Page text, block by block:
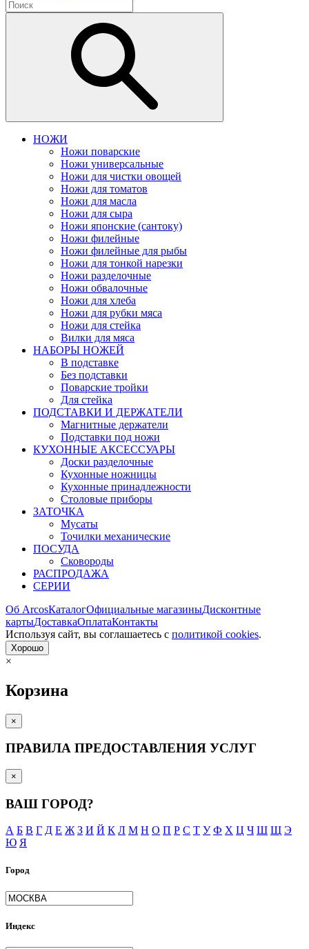
НОЖИ
Ножи поварские
Ножи универсальные
Ножи для чистки овощей
Ножи для томатов
Ножи для масла
Ножи для сыра
Ножи японские (сантоку)
Ножи филейные
Ножи филейные для рыбы
Ножи для тонкой нарезки
Ножи разделочные
Ножи обвалочные
Ножи для хлеба
Ножи для рубки мяса
Ножи для стейка
Вилки для мяса
НАБОРЫ НОЖЕЙ
В подставке
Без подставки
Поварские тройки
Для стейка
ПОДСТАВКИ И ДЕРЖАТЕЛИ
Магнитные держатели
Подставки под ножи
КУХОННЫЕ АКСЕССУАРЫ
Доски разделочные
Кухонные ножницы
Кухонные принадлежности
Столовые приборы
ЗАТОЧКА
Мусаты
Точилки механические
ПОСУДА
Сковороды
РАСПРОДАЖА
СЕРИИ
Об ArcosКаталогОфициальные магазиныДисконтные
картыДоставкаОплатаКонтакты
Используя сайт, вы согла­шаетесь с политикой cookies.
Хорошо
×
Корзина
×
ПРАВИЛА ПРЕДОСТАВЛЕНИЯ УСЛУГ
×
ВАШ ГОРОД?
А Б В Г Д Е Ж З И Й К Л М Н О П Р С Т У Ф Х Ц Ч Ш Щ Э
Ю Я
Город
Индекс